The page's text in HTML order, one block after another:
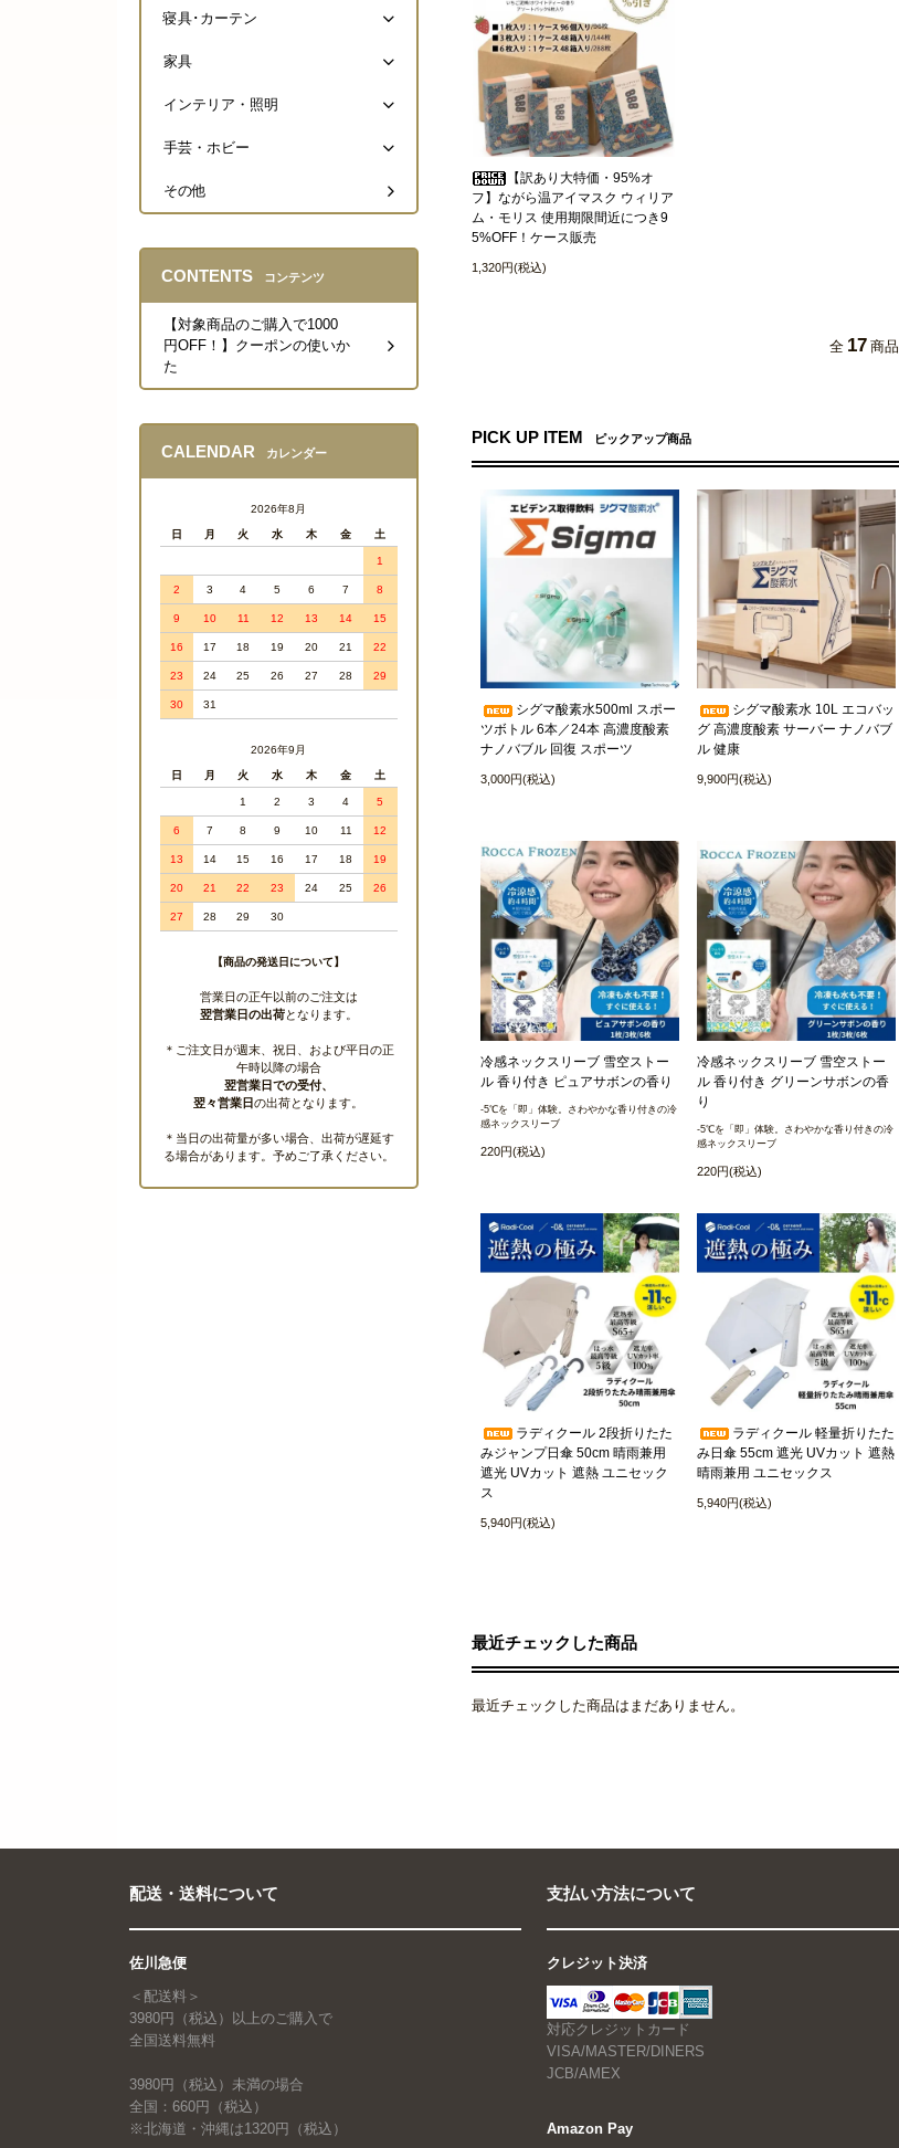
【訳あり大特価・95%オ
フ】ながら温アイマスク ウィリア
ム・モリス 使用期限間近につき9
5%OFF！ケース販売
1,320円(税込)
全 17 商品
PICK UP ITEM ピックアップ商品
シグマ酸素水500ml スポー
ツボトル 6本／24本 高濃度酸素
ナノバブル 回復 スポーツ
3,000円(税込)
シグマ酸素水 10L エコバッ
グ 高濃度酸素 サーバー ナノバブ
ル 健康
9,900円(税込)
冷感ネックスリーブ 雪空ストー
ル 香り付き ピュアサボンの香り
-5℃を「即」体験。さわやかな香り付きの冷
感ネックスリーブ
220円(税込)
冷感ネックスリーブ 雪空ストー
ル 香り付き グリーンサボンの香
り
-5℃を「即」体験。さわやかな香り付きの冷
感ネックスリーブ
220円(税込)
ラディクール 2段折りたた
みジャンプ日傘 50cm 晴雨兼用
遮光 UVカット 遮熱 ユニセック
ス
5,940円(税込)
ラディクール 軽量折りたた
み日傘 55cm 遮光 UVカット 遮熱
晴雨兼用 ユニセックス
5,940円(税込)
最近チェックした商品
最近チェックした商品はまだありません。
寝具･カーテン
家具
インテリア・照明
手芸・ホビー
その他
CONTENTS コンテンツ
【対象商品のご購入で1000
円OFF！】クーポンの使いか
た
CALENDAR カレンダー
2026年8月
日 月 火 水 木 金 土
1
2 3 4 5 6 7 8
9 10 11 12 13 14 15
16 17 18 19 20 21 22
23 24 25 26 27 28 29
30 31
2026年9月
日 月 火 水 木 金 土
1 2 3 4 5
6 7 8 9 10 11 12
13 14 15 16 17 18 19
20 21 22 23 24 25 26
27 28 29 30
【商品の発送日について】
営業日の正午以前のご注文は
翌営業日の出荷となります。
＊ご注文日が週末、祝日、および平日の正
午時以降の場合
翌営業日での受付、
翌々営業日の出荷となります。
＊当日の出荷量が多い場合、出荷が遅延す
る場合があります。予めご了承ください。
配送・送料について
佐川急便
＜配送料＞
3980円（税込）以上のご購入で
全国送料無料
3980円（税込）未満の場合
全国：660円（税込）
※北海道・沖縄は1320円（税込）
支払い方法について
クレジット決済
対応クレジットカード
VISA/MASTER/DINERS
JCB/AMEX
Amazon Pay